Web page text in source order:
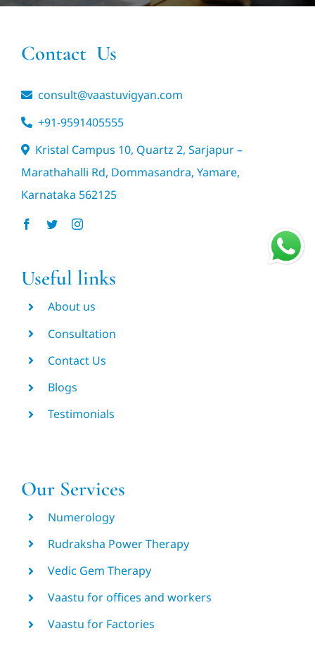
Contact Us
consult@vaastuvigyan.com
+91-9591405555
Kristal Campus 10, Quartz 2, Sarjapur –
Marathahalli Rd, Dommasandra, Yamare,
Karnataka 562125
Useful links
About us
Consultation
Contact Us
Blogs
Testimonials
Our Services
Numerology
Rudraksha Power Therapy
Vedic Gem Therapy
Vaastu for offices and workers
Vaastu for Factories